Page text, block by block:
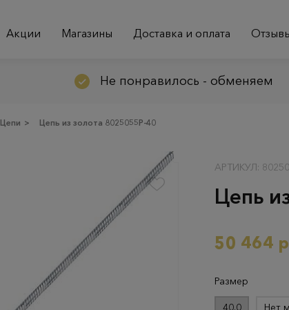
Акции Магазины Доставка и оплата
Не понравилось - обменяем
Цепи > Цепь из золота 8025055Р-40
АРТИКУЛ:
Цепь
50 464
Размер
40.0 Нет